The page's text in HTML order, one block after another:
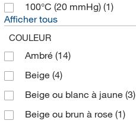
100°C (20 mmHg) (1)
Afficher tous
COULEUR
Ambré (14)
Beige (4)
Beige ou blanc à jaune (3)
Beige ou brun à rose (1)